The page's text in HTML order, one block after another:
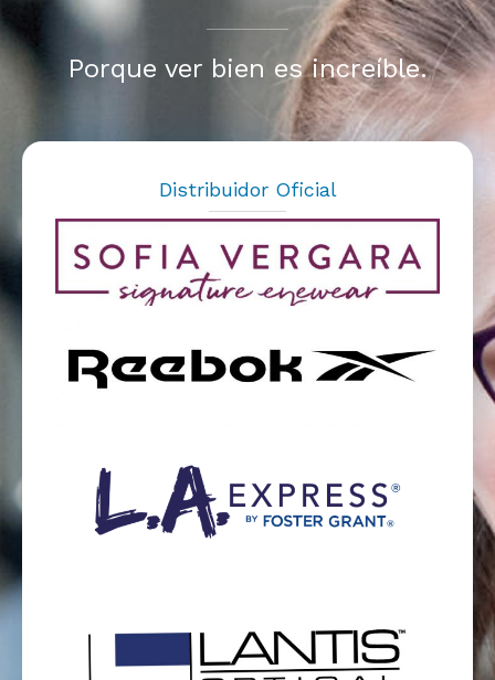
Porque ver bien es increíble.
Distribuidor Oficial